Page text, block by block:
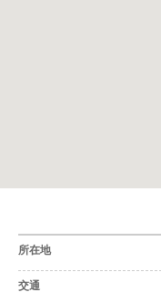
所在地
交通